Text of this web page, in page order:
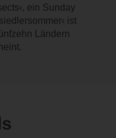
ein Sunday
ist
Ländern